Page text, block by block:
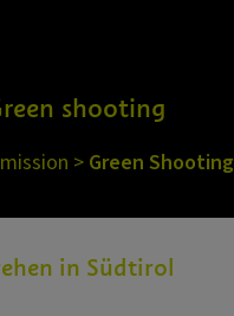
shooting
> Green Shooting
in Südtirol